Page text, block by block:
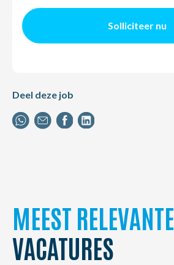
Solliciteer nu
Deel deze job
MEEST RELEVANTE
VACATURES